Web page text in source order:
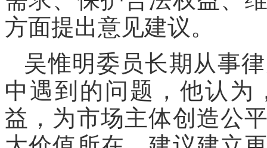
方面提出意见建议。
吴惟明委员长期从事
中遇到的问题，他认为
益，为市场主体创造公